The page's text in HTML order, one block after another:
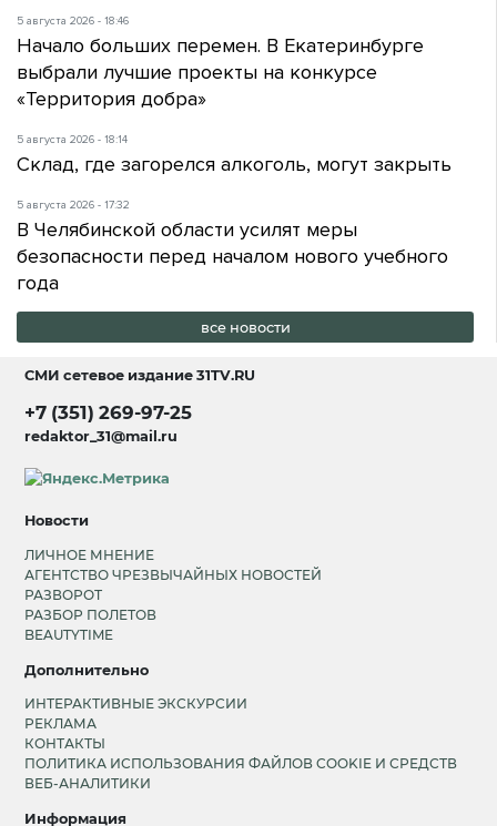
5 августа 2026 - 18:46
Начало больших перемен. В Екатеринбурге
выбрали лучшие проекты на конкурсе
«Территория добра»
5 августа 2026 - 18:14
Склад, где загорелся алкоголь, могут закрыть
5 августа 2026 - 17:32
В Челябинской области усилят меры
безопасности перед началом нового учебного
года
все новости
СМИ сетевое издание31TV.RU
+7 (351) 269-97-25
redaktor_31@mail.ru
Новости
ЛИЧНОЕ МНЕНИЕ
АГЕНТСТВО ЧРЕЗВЫЧАЙНЫХ НОВОСТЕЙ
РАЗВОРОТ
РАЗБОР ПОЛЕТОВ
BEAUTYTIME
Дополнительно
ИНТЕРАКТИВНЫЕ ЭКСКУРСИИ
РЕКЛАМА
КОНТАКТЫ
ПОЛИТИКА ИСПОЛЬЗОВАНИЯ ФАЙЛОВ COOKIE И СРЕДСТВ
ВЕБ-АНАЛИТИКИ
Информация